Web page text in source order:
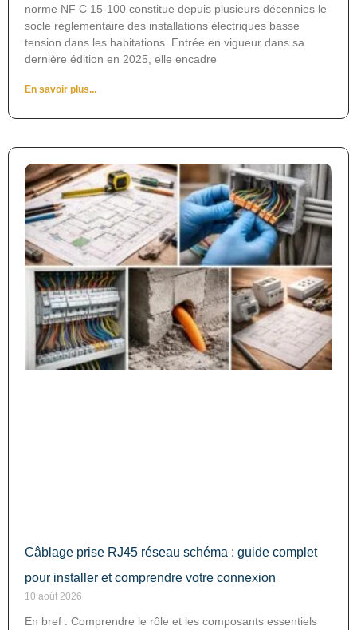
norme NF C 15-100 constitue depuis plusieurs décennies le
socle réglementaire des installations électriques basse
tension dans les habitations. Entrée en vigueur dans sa
dernière édition en 2025, elle encadre
En savoir plus...
Câblage prise RJ45 réseau schéma : guide complet
pour installer et comprendre votre connexion
10 août 2026
En bref : Comprendre le rôle et les composants essentiels